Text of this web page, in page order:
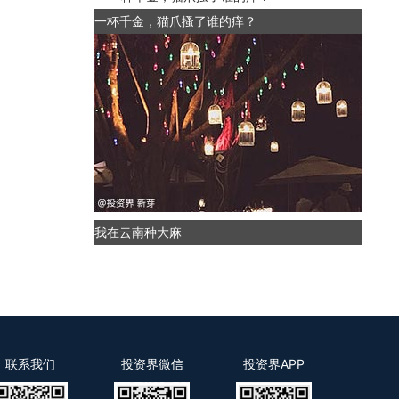
一杯千金，猫爪搔了谁的痒？
我在云南种大麻
联系我们 投资界微信 投资界APP